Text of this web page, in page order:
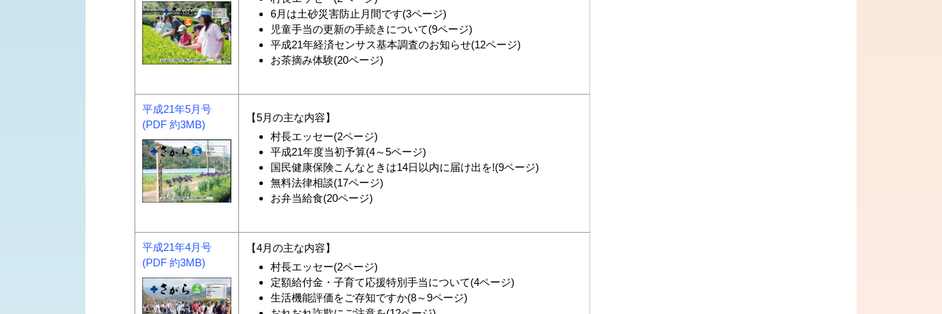
6月は土砂災害防止月間です(3ページ)
児童手当の更新の手続きについて(9ページ)
平成21年経済センサス基本調査のお知らせ(12ページ)
お茶摘み体験(20ページ)
平成21年5月号
(PDF 約3MB)
【5月の主な内容】
村長エッセー(2ページ)
平成21年度当初予算(4～5ページ)
国民健康保険こんなときは14日以内に届け出を!(9ページ)
無料法律相談(17ページ)
お弁当給食(20ページ)
平成21年4月号
(PDF 約3MB)
【4月の主な内容】
村長エッセー(2ページ)
定額給付金・子育て応援特別手当について(4ページ)
生活機能評価をご存知ですか(8～9ページ)